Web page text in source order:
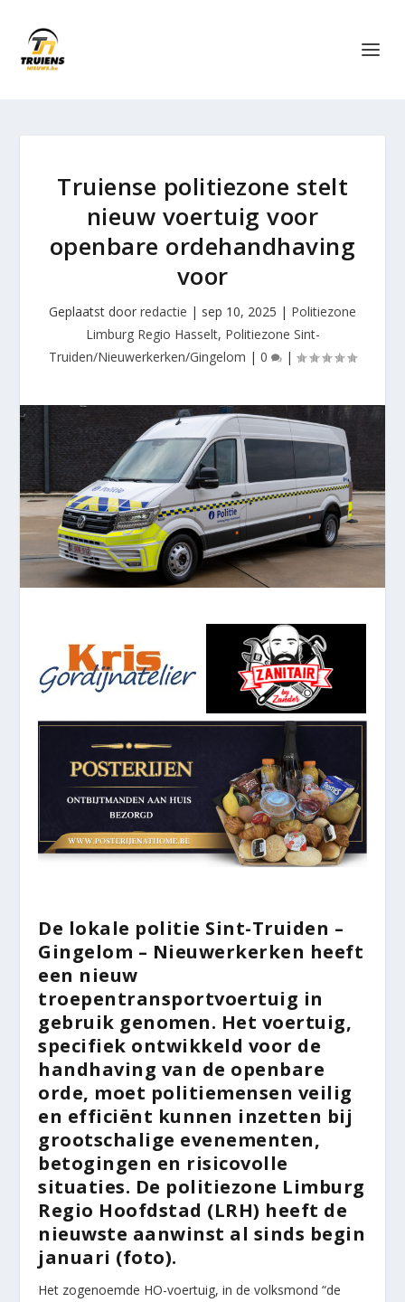
Truiense politiezone stelt
nieuw voertuig voor
openbare ordehandhaving
voor
Geplaatst door redactie | sep 10, 2025 | Politiezone
Limburg Regio Hasselt, Politiezone Sint-
Truiden/Nieuwerkerken/Gingelom | 0 |
De lokale politie Sint-Truiden –
Gingelom – Nieuwerkerken heeft
een nieuw
troepentransportvoertuig in
gebruik genomen. Het voertuig,
specifiek ontwikkeld voor de
handhaving van de openbare
orde, moet politiemensen veilig
en efficiënt kunnen inzetten bij
grootschalige evenementen,
betogingen en risicovolle
situaties. De politiezone Limburg
Regio Hoofdstad (LRH) heeft de
nieuwste aanwinst al sinds begin
januari (foto).
Het zogenoemde HO-voertuig, in de volksmond “de